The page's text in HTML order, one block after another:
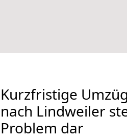
Kurzfristige
nach Lindweiler
Problem dar